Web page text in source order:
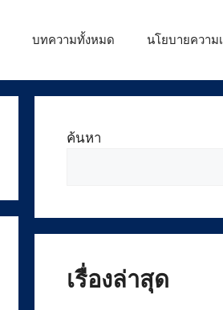
บทความทั้งหมด นโยบายความ
ค้นหา
เรื่องล่าสุด